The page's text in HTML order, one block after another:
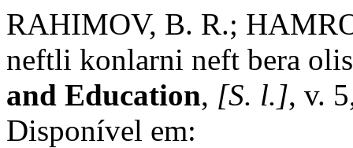
RAHIMOV, B. R.;
neftli konlarni neft bera
and Education, [S. l.], v.
Disponível em: